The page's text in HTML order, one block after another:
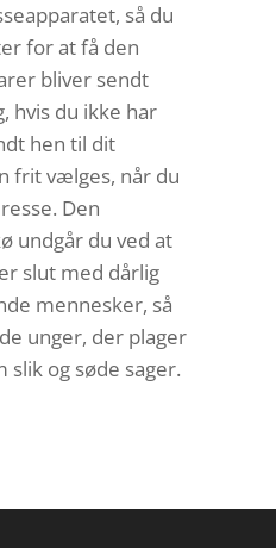
så du
for at få den
bliver sendt
hvis du ikke har
hen til dit
frit vælges, når du
Den
undgår du ved at
slut med dårlig
mennesker, så
unger, der plager
og søde sager.